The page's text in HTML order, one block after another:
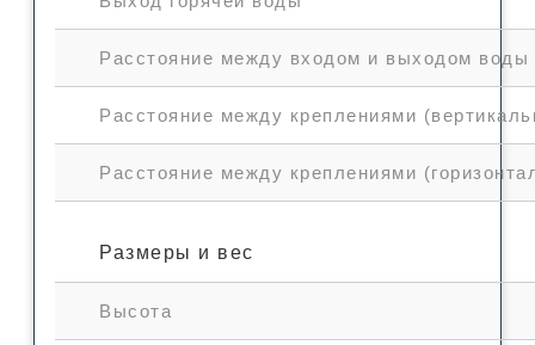
Расстояние между входом и выходом воды
Расстояние между креплениями
Расстояние между креплениями
Размеры и вес
Высота